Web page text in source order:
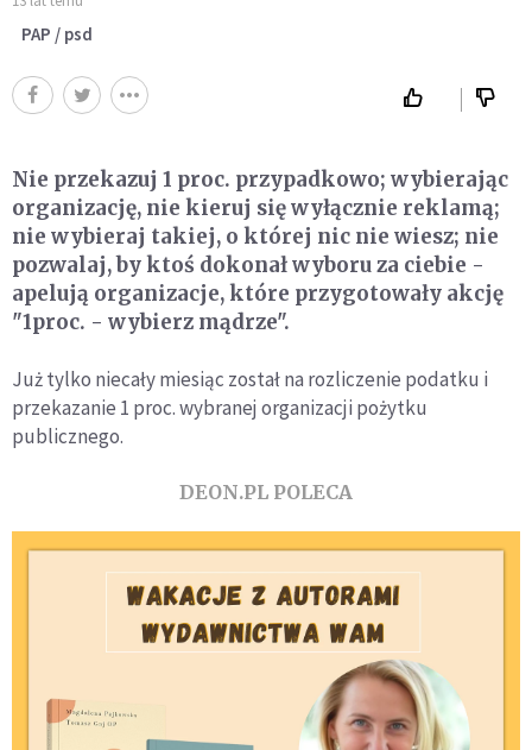
PAP / psd
Nie przekazuj 1 proc. przypadkowo; wybierając
organizację, nie kieruj się wyłącznie reklamą;
nie wybieraj takiej, o której nic nie wiesz; nie
pozwalaj, by ktoś dokonał wyboru za ciebie -
apelują organizacje, które przygotowały akcję
"1proc. - wybierz mądrze".
Już tylko niecały miesiąc został na rozliczenie podatku i
przekazanie 1 proc. wybranej organizacji pożytku
publicznego.
DEON.PL POLECA